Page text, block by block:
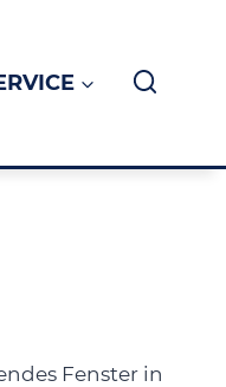
Fenster in